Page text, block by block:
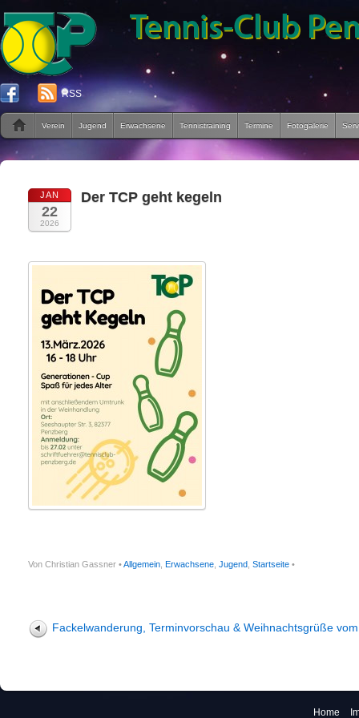
RSS
Verein Jugend Erwachsene Tennistraining Termine Fotogalerie
JAN
22
2026
Der TCP geht kegeln
Von Christian Gassner •Allgemein Erwachsene Jugend Startseite •
Fackelwanderung, Terminvorschau & Weihnachtsgrüße
Home